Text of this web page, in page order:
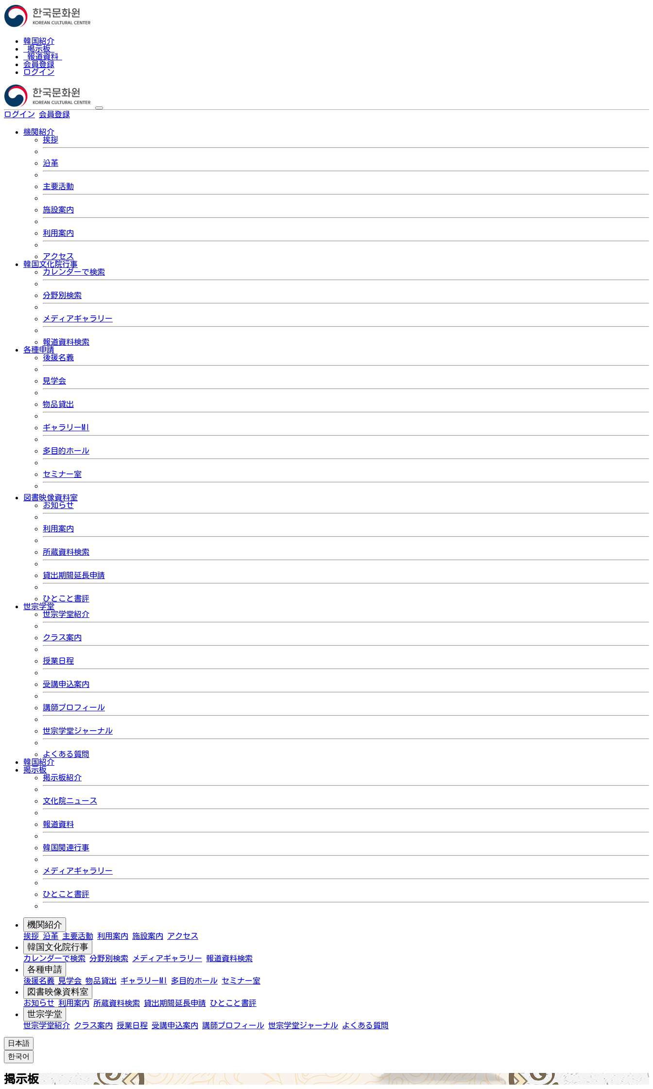
韓国紹介
掲示板
報道資料
会員登録
ログイン
ログイン 会員登録
機関紹介
挨拶
沿革
主要活動
施設案内
利用案内
アクセス
韓国文化院行事
カレンダーで検索
分野別検索
メディアギャラリー
報道資料検索
各種申請
後援名義
見学会
物品貸出
ギャラリーMI
多目的ホール
セミナー室
図書映像資料室
お知らせ
利用案内
所蔵資料検索
貸出期間延長申請
ひとこと書評
世宗学堂
世宗学堂紹介
クラス案内
授業日程
受講申込案内
講師プロフィール
世宗学堂ジャーナル
よくある質問
韓国紹介
掲示板
掲示板紹介
文化院ニュース
報道資料
韓国関連行事
メディアギャラリー
ひとこと書評
機関紹介
挨拶 沿革 主要活動 利用案内 施設案内 アクセス
韓国文化院行事
カレンダーで検索 分野別検索 メディアギャラリー 報道資料検索
各種申請
後援名義 見学会 物品貸出 ギャラリーMI 多目的ホール セミナー室
図書映像資料室
お知らせ 利用案内 所蔵資料検索 貸出期間延長申請 ひとこと書評
世宗学堂
世宗学堂紹介 クラス案内 授業日程 受講申込案内 講師プロフィール 世宗学堂ジャーナル よくある質問
日本語
한국어
掲示板